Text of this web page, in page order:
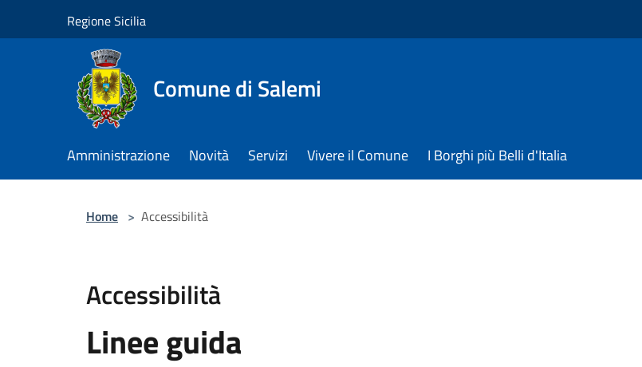
Regione Sicilia
Comune di Salemi
Amministrazione Novità Servizi Vivere il Comune I Borghi più Belli d'Italia
Home > Accessibilità
Accessibilità
Linee guida